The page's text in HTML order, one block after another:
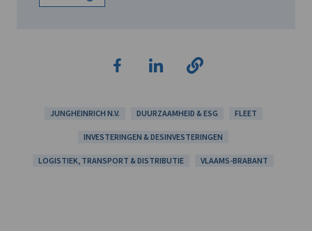
JUNGHEINRICH N.V. DUURZAAMHEID & ESG FLEET
INVESTERINGEN & DESINVESTERINGEN
LOGISTIEK, TRANSPORT & DISTRIBUTIE VLAAMS-BRABANT